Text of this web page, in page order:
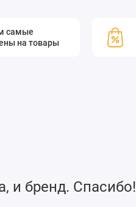
самые
на товары
и бренд. Спасибо!